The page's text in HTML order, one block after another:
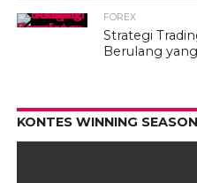
FOREX
Strategi
Berulang
KONTES WINNING